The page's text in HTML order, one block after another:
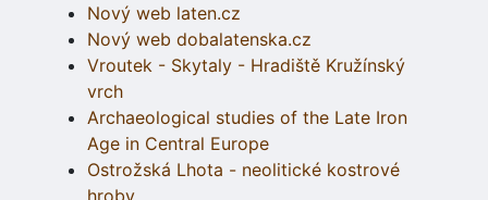
Nový web laten.cz
Nový web dobalatenska.cz
Vroutek - Skytaly - Hradiště Kružínský
vrch
Archaeological studies of the Late Iron
Age in Central Europe
Ostrožská Lhota - neolitické kostrové